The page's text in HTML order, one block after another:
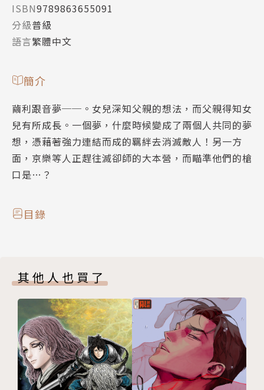
ISBN9789863655091
分級普級
語言繁體中文
簡介
繭利跟音夢──。女兒深知父親的想法，而父親得知女
兒有所成長。一個夢，什麼時候變成了兩個人共同的夢
想，憑藉著強力連結而成的羈絆去消滅敵人！另一方
面，京樂等人正趕往滅卻師的大本營，而瞄準他們的槍
口是…？
目錄
其他人也買了